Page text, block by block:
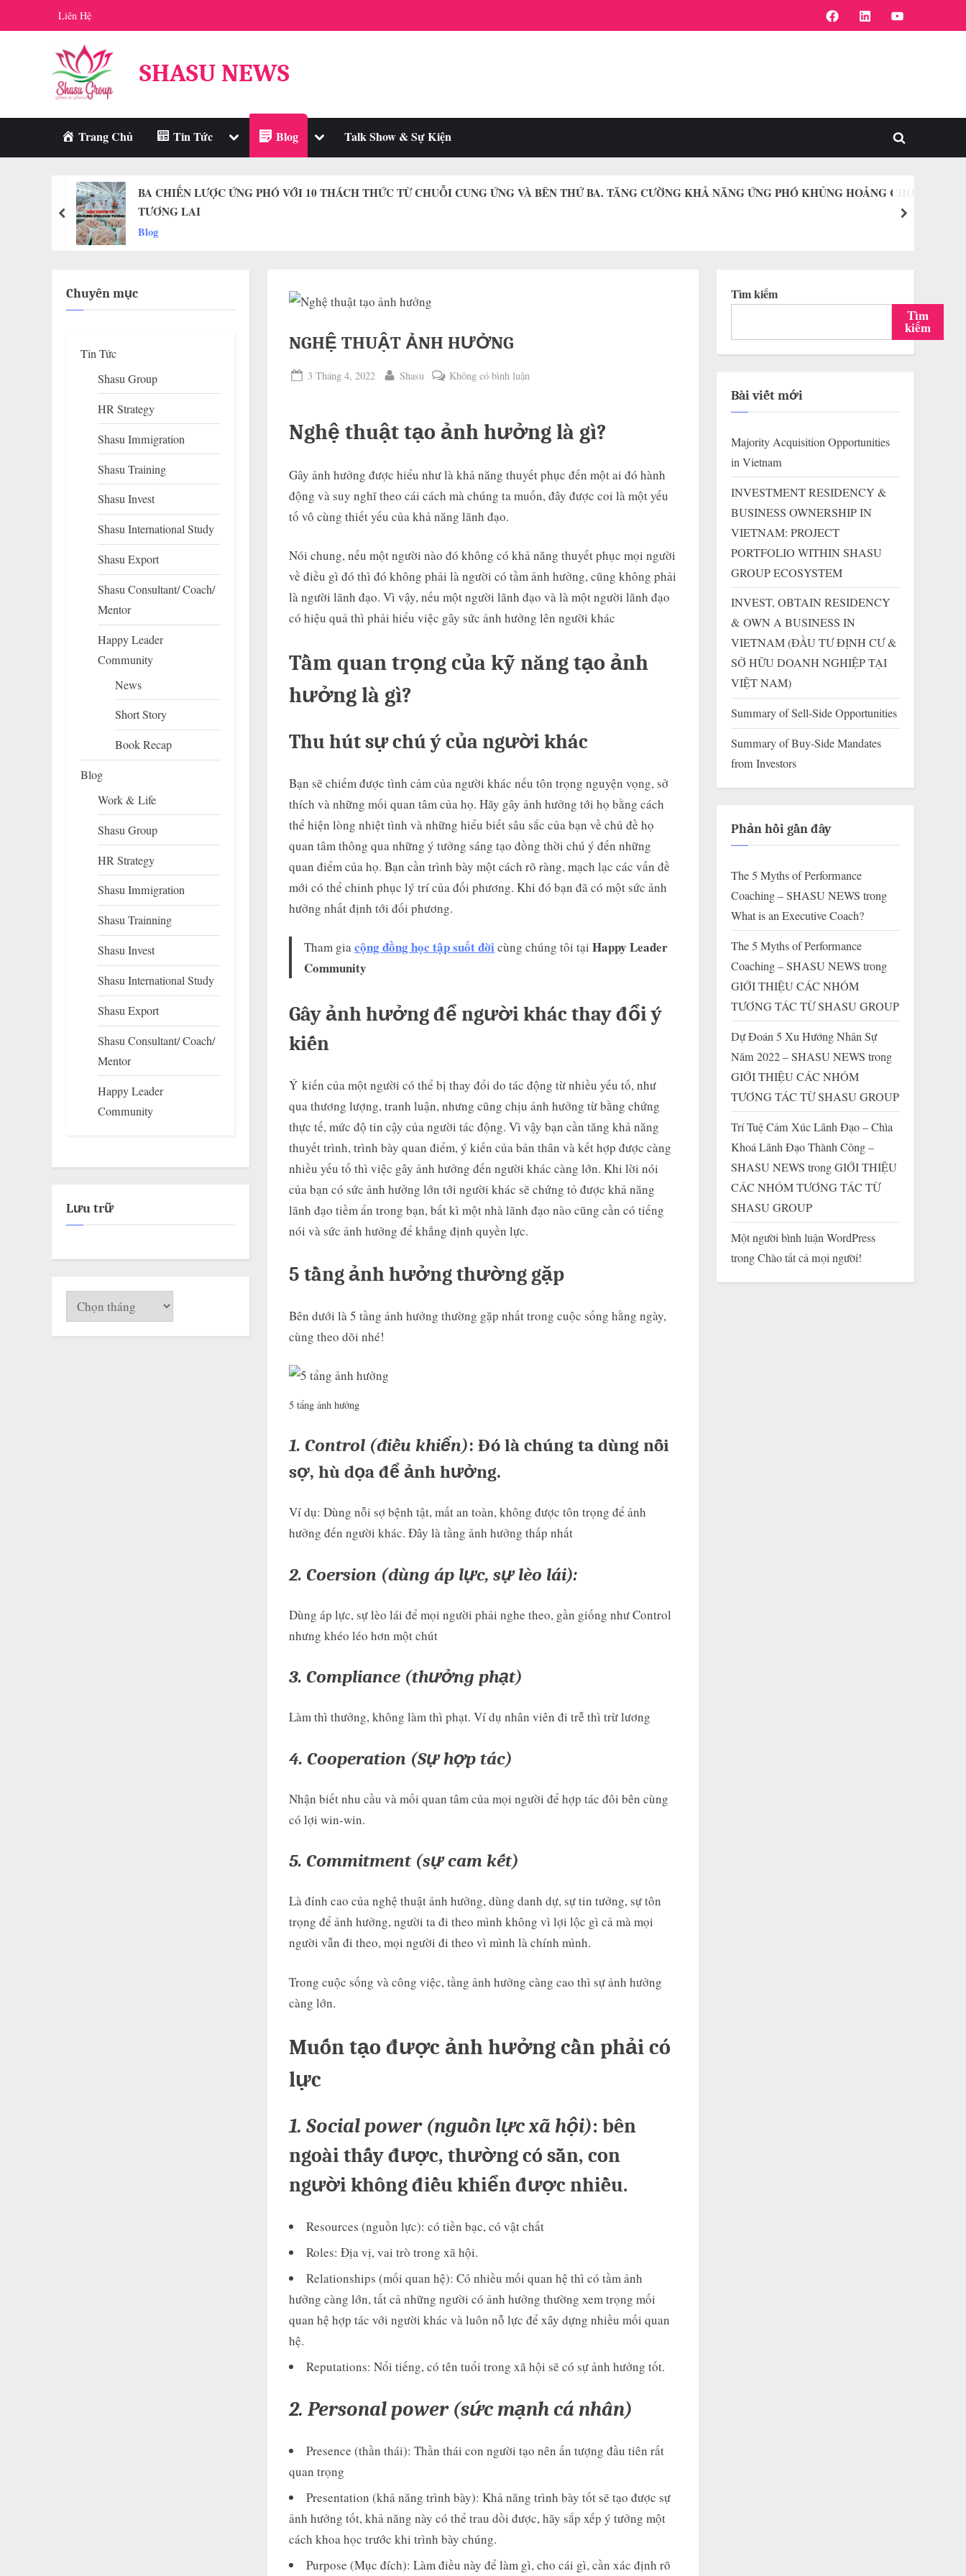
to
Liên Hệ FaceBookLinkedinYoutube
SHASU NEWS
Trang Chủ Tin Tức Toggle
menu
Toggle
sub-
Blog Toggle
menu
Talk Show & Sự Kiện
Toggle
BA CHIẾN LƯỢC ỨNG PHÓ VỚI 10 THÁCH THỨC TỪ CHUỖI CUNG ỨNG VÀ BÊN THỨ BA. TĂNG CƯỜNG KHẢ NĂNG ỨNG PHÓ KHỦNG HOẢNG CHO
TƯƠNG LAI
Blog
prev next
NGHỆ THUẬT ẢNH HƯỞNG
Posted
3 Tháng 4, 2022 By
Shasu Không có bình luận
ẢNH
HƯỞNG
Nghệ thuật tạo ảnh hưởng là gì?
Gây ảnh hưởng được hiểu như là khả năng thuyết phục đến một ai đó hành
động và suy nghĩ theo cái cách mà chúng ta muốn, đây được coi là một yếu
tố vô cùng thiết yếu của khả năng lãnh đạo.
Nói chung, nếu một người nào đó không có khả năng thuyết phục mọi người
về điều gì đó thì đó không phải là người có tầm ảnh hưởng, cũng không phải
là người lãnh đạo. Vì vậy, nếu một người lãnh đạo và là một người lãnh đạo
có hiệu quả thì phải hiểu việc gây sức ảnh hưởng lên người khác
Tầm quan trọng của kỹ năng tạo ảnh
hưởng là gì?
Thu hút sự chú ý của người khác
Bạn sẽ chiếm được tình cảm của người khác nếu tôn trọng nguyện vọng, sở
thích và những mối quan tâm của họ. Hãy gây ảnh hưởng tới họ bằng cách
thể hiện lòng nhiệt tình và những hiểu biết sâu sắc của bạn về chủ đề họ
quan tâm thông qua những ý tưởng sáng tạo đồng thời chú ý đến những
quan điểm của họ. Bạn cần trình bày một cách rõ ràng, mạch lạc các vấn đề
mới có thể chinh phục lý trí của đối phương. Khi đó bạn đã có một sức ảnh
hưởng nhất định tới đối phương.
Tham giacộng đồng học tập suốt đờicùng chúng tôi tạiHappy Leader
Community
Gây ảnh hưởng để người khác thay đổi ý
kiến
Ý kiến của một người có thể bị thay đổi do tác động từ nhiều yếu tố, như
qua thương lượng, tranh luận, nhưng cũng chịu ảnh hưởng từ bằng chứng
thực tế, mức độ tin cậy của người tác động. Vì vậy bạn cần tăng khả năng
thuyết trình, trình bày quan điểm, ý kiến của bản thân và kết hợp được càng
nhiều yếu tố thì việc gây ảnh hưởng đến người khác càng lớn. Khi lời nói
của bạn có sức ảnh hưởng lớn tới người khác sẽ chứng tỏ được khả năng
lãnh đạo tiềm ẩn trong bạn, bất kì một nhà lãnh đạo nào cũng cần có tiếng
nói và sức ảnh hưởng để khẳng định quyền lực.
5 tầng ảnh hưởng thường gặp
Bên dưới là 5 tầng ảnh hưởng thường gặp nhất trong cuộc sống hằng ngày,
cùng theo dõi nhé!
5 tẩng ảnh hưởng
1. Control (điều khiển): Đó là chúng ta dùng nỗi
sợ, hù dọa để ảnh hưởng.
Ví dụ: Dùng nỗi sợ bệnh tật, mất an toàn, không được tôn trọng để ảnh
hưởng đến người khác. Đây là tầng ảnh hưởng thấp nhất
2. Coersion (dùng áp lực, sự lèo lái):
Dùng áp lực, sự lèo lái để mọi người phải nghe theo, gần giống như Control
nhưng khéo léo hơn một chút
3. Compliance (thưởng phạt)
Làm thì thưởng, không làm thì phạt. Ví dụ nhân viên đi trễ thì trừ lương
4. Cooperation (Sự hợp tác)
Nhận biết nhu cầu và mối quan tâm của mọi người để hợp tác đôi bên cùng
có lợi win-win.
5. Commitment (sự cam kết)
Là đỉnh cao của nghệ thuật ảnh hưởng, dùng danh dự, sự tin tưởng, sự tôn
trọng để ảnh hưởng, người ta đi theo mình không vì lợi lộc gì cả mà mọi
người vẫn đi theo, mọi người đi theo vì mình là chính mình.
Trong cuộc sống và công việc, tầng ảnh hưởng càng cao thì sự ảnh hưởng
càng lớn.
Muốn tạo được ảnh hưởng cần phải có
lực
1. Social power (nguồn lực xã hội): bên
ngoài thấy được, thường có sẵn, con
người không điều khiển được nhiều.
Resources (nguồn lực): có tiền bạc, có vật chất
Roles: Địa vị, vai trò trong xã hội.
Relationships (mối quan hệ): Có nhiều mối quan hệ thì có tầm ảnh
hưởng càng lớn, tất cả những người có ảnh hưởng thường xem trọng mối
quan hệ hợp tác với người khác và luôn nỗ lực để xây dựng nhiều mối quan
hệ.
Reputations: Nổi tiếng, có tên tuổi trong xã hội sẽ có sự ảnh hưởng tốt.
2. Personal power (sức mạnh cá nhân)
Presence (thần thái): Thần thái con người tạo nên ấn tượng đầu tiên rất
quan trọng
Presentation (khả năng trình bày): Khả năng trình bày tốt sẽ tạo được sự
ảnh hưởng tốt, khả năng này có thể trau dồi được, hãy sắp xếp ý tưởng một
cách khoa học trước khi trình bày chúng.
Purpose (Mục đích): Làm điều này để làm gì, cho cái gì, cần xác định rõ
Chuyên mục
Tin Tức
Shasu Group
HR Strategy
Shasu Immigration
Shasu Training
Shasu Invest
Shasu International Study
Shasu Export
Shasu Consultant/ Coach/
Mentor
Happy Leader
Community
News
Short Story
Book Recap
Blog
Work & Life
Shasu Group
HR Strategy
Shasu Immigration
Shasu Trainning
Shasu Invest
Shasu International Study
Shasu Export
Shasu Consultant/ Coach/
Mentor
Happy Leader
Community
Lưu trữ
Lưu
trữ
Tìm kiếm
Tìm
kiếm
Bài viết mới
Majority Acquisition Opportunities
in Vietnam
INVESTMENT RESIDENCY &
BUSINESS OWNERSHIP IN
VIETNAM: PROJECT
PORTFOLIO WITHIN SHASU
GROUP ECOSYSTEM
INVEST, OBTAIN RESIDENCY
& OWN A BUSINESS IN
VIETNAM (ĐẦU TƯ ĐỊNH CƯ &
SỞ HỮU DOANH NGHIỆP TẠI
VIỆT NAM)
Summary of Sell-Side Opportunities
Summary of Buy-Side Mandates
from Investors
Phản hồi gần đây
The 5 Myths of Performance
Coaching – SHASU NEWS trong
What is an Executive Coach?
The 5 Myths of Performance
Coaching – SHASU NEWS trong
GIỚI THIỆU CÁC NHÓM
TƯƠNG TÁC TỪ SHASU GROUP
Dự Đoán 5 Xu Hướng Nhân Sự
Năm 2022 – SHASU NEWS trong
GIỚI THIỆU CÁC NHÓM
TƯƠNG TÁC TỪ SHASU GROUP
Trí Tuệ Cảm Xúc Lãnh Đạo – Chìa
Khoá Lãnh Đạo Thành Công –
SHASU NEWS trongGIỚI THIỆU
CÁC NHÓM TƯƠNG TÁC TỪ
SHASU GROUP
Một người bình luận WordPress
trongChào tất cả mọi người!